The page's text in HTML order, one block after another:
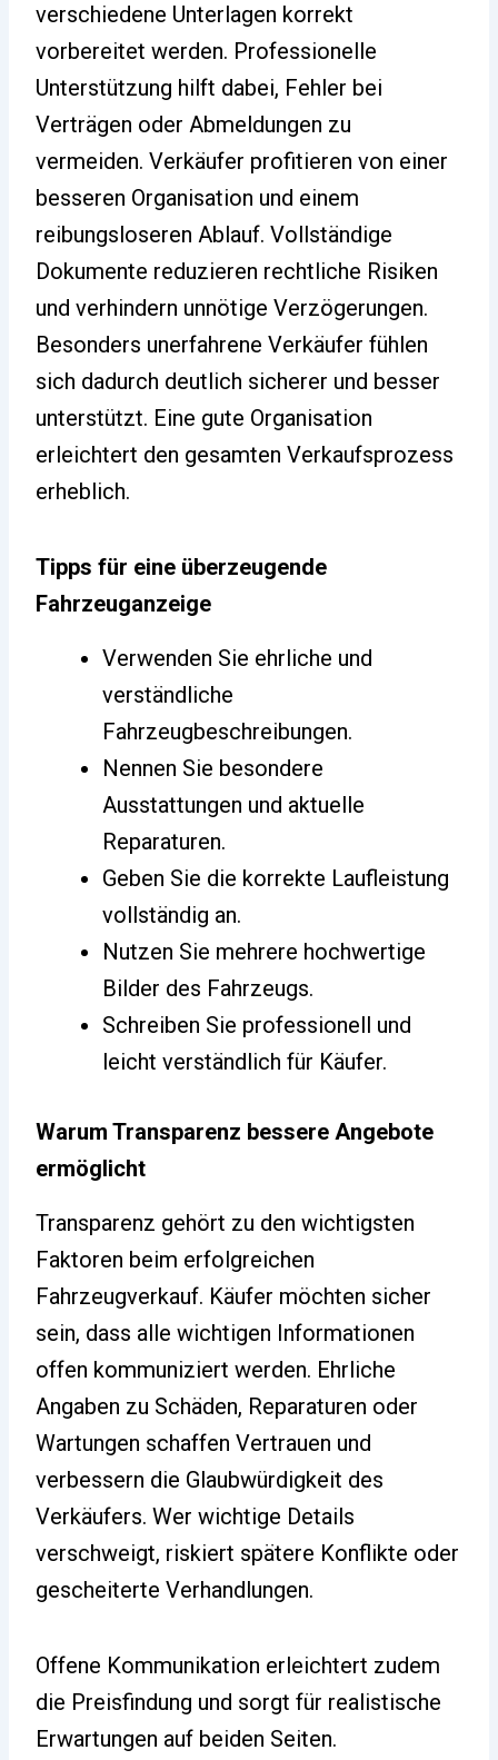
verschiedene Unterlagen korrekt
vorbereitet werden. Professionelle
Unterstützung hilft dabei, Fehler bei
Verträgen oder Abmeldungen zu
vermeiden. Verkäufer profitieren von einer
besseren Organisation und einem
reibungsloseren Ablauf. Vollständige
Dokumente reduzieren rechtliche Risiken
und verhindern unnötige Verzögerungen.
Besonders unerfahrene Verkäufer fühlen
sich dadurch deutlich sicherer und besser
unterstützt. Eine gute Organisation
erleichtert den gesamten Verkaufsprozess
erheblich.
Tipps für eine überzeugende
Fahrzeuganzeige
Verwenden Sie ehrliche und
verständliche
Fahrzeugbeschreibungen.
Nennen Sie besondere
Ausstattungen und aktuelle
Reparaturen.
Geben Sie die korrekte Laufleistung
vollständig an.
Nutzen Sie mehrere hochwertige
Bilder des Fahrzeugs.
Schreiben Sie professionell und
leicht verständlich für Käufer.
Warum Transparenz bessere Angebote
ermöglicht
Transparenz gehört zu den wichtigsten
Faktoren beim erfolgreichen
Fahrzeugverkauf. Käufer möchten sicher
sein, dass alle wichtigen Informationen
offen kommuniziert werden. Ehrliche
Angaben zu Schäden, Reparaturen oder
Wartungen schaffen Vertrauen und
verbessern die Glaubwürdigkeit des
Verkäufers. Wer wichtige Details
verschweigt, riskiert spätere Konflikte oder
gescheiterte Verhandlungen.
Offene Kommunikation erleichtert zudem
die Preisfindung und sorgt für realistische
Erwartungen auf beiden Seiten.